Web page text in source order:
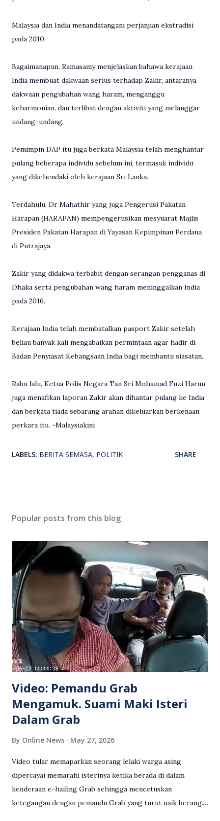
Malaysia dan India menandatangani perjanjian ekstradisi
pada 2010.
Bagaimanapun, Ramasamy menjelaskan bahawa kerajaan
India membuat dakwaan serius terhadap Zakir, antaranya
dakwaan pengubahan wang haram, menganggu
keharmonian, dan terlibat dengan aktiviti yang melanggar
undang-undang.
Pemimpin DAP itu juga berkata Malaysia telah menghantar
pulang beberapa individu sebelum ini, termasuk individu
yang dikehendaki oleh kerajaan Sri Lanka.
Terdahulu, Dr Mahathir yang juga Pengerusi Pakatan
Harapan (HARAPAN) mempengerusikan mesyuarat Majlis
Presiden Pakatan Harapan di Yayasan Kepimpinan Perdana
di Putrajaya.
Zakir yang didakwa terbabit dengan serangan pengganas di
Dhaka serta pengubahan wang haram meninggalkan India
pada 2016.
Kerajaan India telah membatalkan pasport Zakir setelah
beliau banyak kali mengabaikan permintaan agar hadir di
Badan Penyiasat Kebangsaan India bagi membantu siasatan.
Rabu lalu, Ketua Polis Negara Tan Sri Mohamad Fuzi Harun
juga menafikan laporan Zakir akan dihantar pulang ke India
dan berkata tiada sebarang arahan dikeluarkan berkenaan
perkara itu. -Malaysiakini
LABELS: BERITA SEMASA POLITIK SHARE
Popular posts from this blog
Video: Pemandu Grab
Mengamuk. Suami Maki Isteri
Dalam Grab
By Online News May 27, 2026
Video tular memaparkan seorang lelaki warga asing
dipercayai memarahi isterinya ketika berada di dalam
kenderaan e-hailing Grab sehingga mencetuskan
ketegangan dengan pemandu Grab yang turut naik berang.